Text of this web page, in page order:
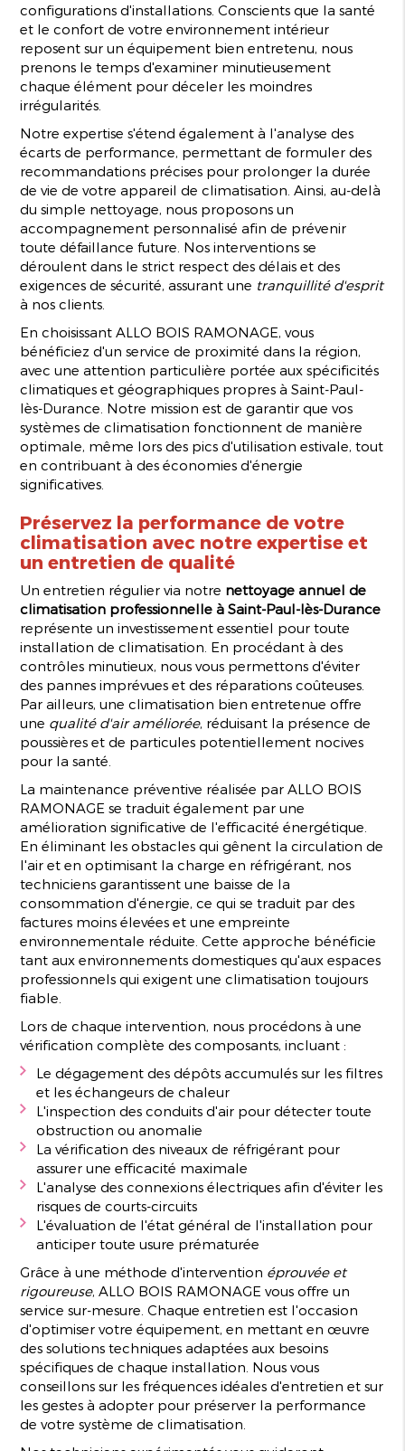
configurations d'installations. Conscients que la santé
et le confort de votre environnement intérieur
reposent sur un équipement bien entretenu, nous
prenons le temps d'examiner minutieusement
chaque élément pour déceler les moindres
irrégularités.
Notre expertise s'étend également à l'analyse des
écarts de performance, permettant de formuler des
recommandations précises pour prolonger la durée
de vie de votre appareil de climatisation. Ainsi, au-delà
du simple nettoyage, nous proposons un
accompagnement personnalisé afin de prévenir
toute défaillance future. Nos interventions se
déroulent dans le strict respect des délais et des
exigences de sécurité, assurant une tranquillité d'esprit
à nos clients.
En choisissant ALLO BOIS RAMONAGE, vous
bénéficiez d'un service de proximité dans la région,
avec une attention particulière portée aux spécificités
climatiques et géographiques propres à Saint-Paul-
lès-Durance. Notre mission est de garantir que vos
systèmes de climatisation fonctionnent de manière
optimale, même lors des pics d'utilisation estivale, tout
en contribuant à des économies d'énergie
significatives.
Préservez la performance de votre
climatisation avec notre expertise et
un entretien de qualité
Un entretien régulier via notre nettoyage annuel de
climatisation professionnelle à Saint-Paul-lès-Durance
représente un investissement essentiel pour toute
installation de climatisation. En procédant à des
contrôles minutieux, nous vous permettons d'éviter
des pannes imprévues et des réparations coûteuses.
Par ailleurs, une climatisation bien entretenue offre
une qualité d'air améliorée, réduisant la présence de
poussières et de particules potentiellement nocives
pour la santé.
La maintenance préventive réalisée par ALLO BOIS
RAMONAGE se traduit également par une
amélioration significative de l'efficacité énergétique.
En éliminant les obstacles qui gênent la circulation de
l'air et en optimisant la charge en réfrigérant, nos
techniciens garantissent une baisse de la
consommation d'énergie, ce qui se traduit par des
factures moins élevées et une empreinte
environnementale réduite. Cette approche bénéficie
tant aux environnements domestiques qu'aux espaces
professionnels qui exigent une climatisation toujours
fiable.
Lors de chaque intervention, nous procédons à une
vérification complète des composants, incluant :
Le dégagement des dépôts accumulés sur les filtres
et les échangeurs de chaleur
L'inspection des conduits d'air pour détecter toute
obstruction ou anomalie
La vérification des niveaux de réfrigérant pour
assurer une efficacité maximale
L'analyse des connexions électriques afin d'éviter les
risques de courts-circuits
L'évaluation de l'état général de l'installation pour
anticiper toute usure prématurée
Grâce à une méthode d'intervention éprouvée et
rigoureuse, ALLO BOIS RAMONAGE vous offre un
service sur-mesure. Chaque entretien est l'occasion
d'optimiser votre équipement, en mettant en œuvre
des solutions techniques adaptées aux besoins
spécifiques de chaque installation. Nous vous
conseillons sur les fréquences idéales d'entretien et sur
les gestes à adopter pour préserver la performance
de votre système de climatisation.